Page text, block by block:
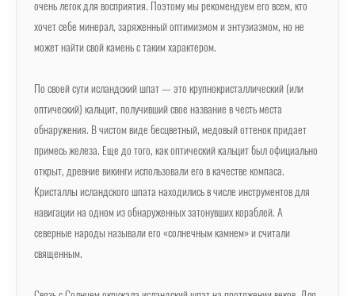
очень легок для восприятия. Поэтому мы рекомендуем его всем, кто
хочет себе минерал, заряженный оптимизмом и энтузиазмом, но не
может найти свой камень с таким характером.
По своей сути исландский шпат — это крупнокристаллический (или
оптический) кальцит, получивший свое название в честь места
обнаружения. В чистом виде бесцветный, медовый оттенок придает
примесь железа. Еще до того, как оптический кальцит был официально
открыт, древние викинги использовали его в качестве компаса.
Кристаллы исландского шпата находились в числе инструментов для
навигации на одном из обнаруженных затонувших кораблей. А
северные народы называли его «солнечным камнем» и считали
священным.